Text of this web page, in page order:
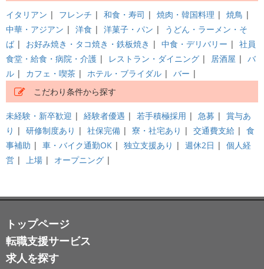
イタリアン | フレンチ | 和食・寿司 | 焼肉・韓国料理 | 焼鳥 |
中華・アジアン | 洋食 | 洋菓子・パン |
うどん・ラーメン・そ
ば | お好み焼き・タコ焼き・鉄板焼き | 中食・デリバリー | 社員
食堂・給食・病院・介護 | レストラン・ダイニング | 居酒屋 | バ
ル | カフェ・喫茶 | ホテル・ブライダル | バー |
こだわり条件から探す
未経験・新卒歓迎 | 経験者優遇 | 若手積極採用 | 急募 | 賞与あ
り | 研修制度あり | 社保完備 | 寮・社宅あり | 交通費支給 | 食
事補助 | 車・バイク通勤OK | 独立支援あり | 週休2日 | 個人経
営 | 上場 | オープニング |
トップページ
転職支援サービス
求人を探す